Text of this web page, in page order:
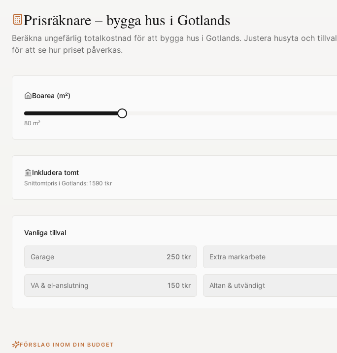
Prisräknare – bygga hus i Gotlands
Beräkna ungefärlig totalkostnad för att bygga hus i Gotlands. Justera husyta och tillval
för att se hur priset påverkas.
Boarea (m²)
80 m²
Inkludera tomt
Snittomtpris i Gotlands: 1590 tkr
Vanliga tillval
Garage 250 tkr Extra markarbete
VA & el-anslutning 150 tkr Altan & utvändigt
FÖRSLAG INOM DIN BUDGET